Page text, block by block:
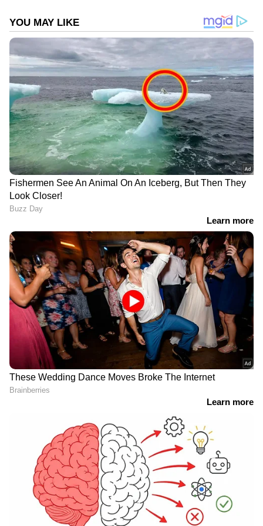
സീനിയര്‍ താരമായ ശിഖര്‍ ധവാനും പോരാട്ടം
ഒന്നും കൂടാതെ മുസ്താഫിസുറിന് വിക്കറ്റ്
നല്‍കി മടങ്ങി. കോലി ആറ് പന്തില്‍ അഞ്ച്
റണ്‍സെടുത്തും ധവാന്‍ 10 പന്തില്‍ എട്ട്
റണ്‍സെടുത്തുമാണ് പുറത്തായത്.
DOWNLOAD APP
RECOMMENDED STORIES
ശ്രീശാന്തിനേര്‍പ്പെടുത്തിയ
3 വര്‍ഷ വിലക്ക് പിൻവലിച്ച്
കെസിഎ, മാപ്പപേക്ഷിച്ച്
താരം; കെസിഎല്ലില്‍
പങ്കെടുക്കാം
അയർലൻഡ് തന്ന
'ഷോക്ക്' മാറക്കാൻ ഇന്ത്യ
ഇന്ന് ഇംഗ്ലണ്ടിനെതിരെ;
ടീമിൽ മാറ്റം, സഞ്ജു
സാംസണ് അഗ്നിപരീക്ഷ
ഇംഗ്ലണ്ടിനെതിരെ വൈഭവ്
സൂര്യവംശി
അരങ്ങേറുമോ? ഇന്ത്യന്‍
ക്യാപ്റ്റന്‍ ശ്രേയസ്
അയ്യരുടെ മറുപടി
വനിതാ ടി20 ലോകകപ്പ്:
വിന്‍ഡീസിനെ തകര്‍ത്ത്
ഓസ്ട്രേലിയ ഫൈനലില്‍,
ലക്ഷ്യം ഏഴാം കിരീടം